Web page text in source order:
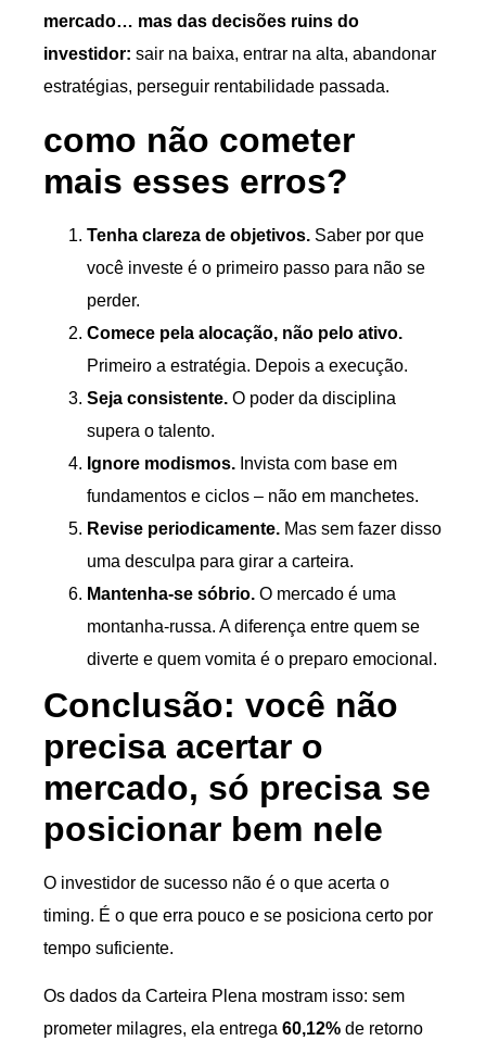
mercado… mas das decisões ruins do
investidor: sair na baixa, entrar na alta, abandonar
estratégias, perseguir rentabilidade passada.
como não cometer
mais esses erros?
Tenha clareza de objetivos. Saber por que
você investe é o primeiro passo para não se
perder.
Comece pela alocação, não pelo ativo.
Primeiro a estratégia. Depois a execução.
Seja consistente. O poder da disciplina
supera o talento.
Ignore modismos. Invista com base em
fundamentos e ciclos – não em manchetes.
Revise periodicamente. Mas sem fazer disso
uma desculpa para girar a carteira.
Mantenha-se sóbrio. O mercado é uma
montanha-russa. A diferença entre quem se
diverte e quem vomita é o preparo emocional.
Conclusão: você não
precisa acertar o
mercado, só precisa se
posicionar bem nele
O investidor de sucesso não é o que acerta o
timing. É o que erra pouco e se posiciona certo por
tempo suficiente.
Os dados da Carteira Plena mostram isso: sem
prometer milagres, ela entrega 60,12% de retorno